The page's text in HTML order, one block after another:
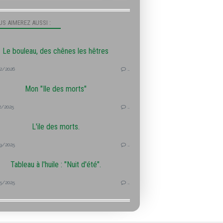
AIMEREZ AUSSI :
Le bouleau, des chênes les hêtres
2026
Mon "Ile des morts"
2025
L'ile des morts.
2025
Tableau à l'huile : "Nuit d'été".
2025